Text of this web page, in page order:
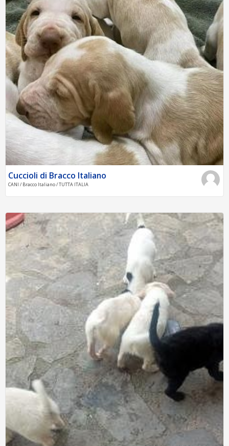
Cuccioli di Bracco Italiano
CANI / Bracco Italiano / TUTTA ITALIA